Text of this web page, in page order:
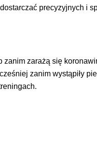
precyzyjnych i
zarażą się
zanim wystąpiły